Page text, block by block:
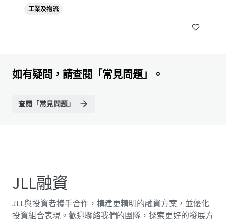
mbon Khok Kham, Samut Sakhon, 74000, TH
工業及物流
如有疑問，請查閱「常見問題」。
查閱「常見問題」
JLL融資
JLL與投資者攜手合作，構建更精明的融資方案，並優化
投資組合表現。歡迎聯絡我們的團隊，探索更好的發展方